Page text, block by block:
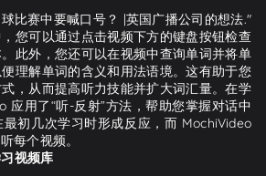
比赛中要喊口号？ |英国广播公司的想法."
您可以通过点击视频下方的键盘按钮检查
此外，您还可以在视频中查询单词并将单
理解单词的含义和用法语境。这有助于您
，从而提高听力技能并扩大词汇量。在学
应用了“听-反射”方法，帮助您掌握对话中
初几次学习时形成反应，而 MochiVideo
每个视频。
视频库